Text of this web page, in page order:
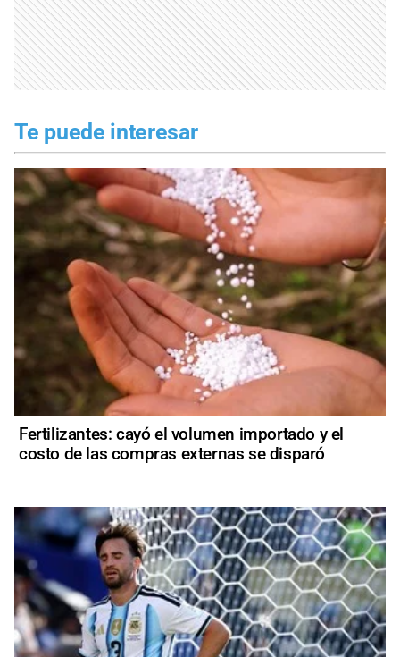
Te puede interesar
Fertilizantes: cayó el volumen importado y el
costo de las compras externas se disparó